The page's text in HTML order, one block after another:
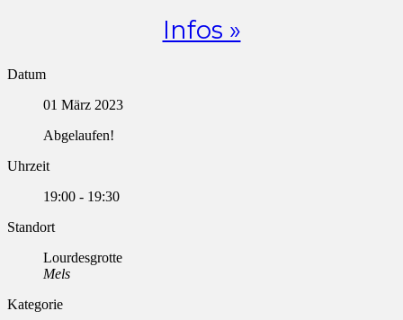
Infos »
Datum
01 März 2023
Abgelaufen!
Uhrzeit
19:00 - 19:30
Standort
Lourdesgrotte
Mels
Kategorie